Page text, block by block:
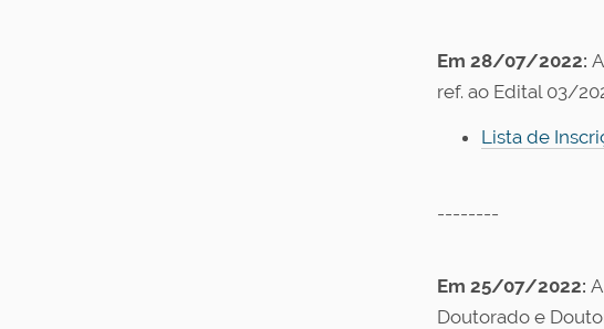
Em 28/07/2022:
ref. ao Edital 03/
Lista de
--------
Em 25/07/2022:
Doutorado e